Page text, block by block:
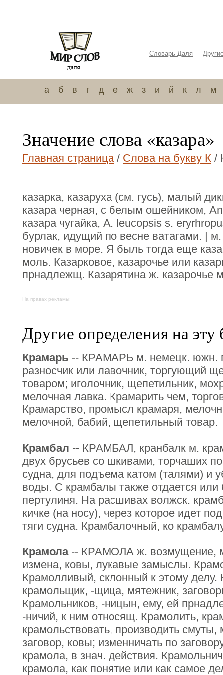
Словарь Даля
а б в г д е ж з и й к л м
Значение слова «казара»
Главная страница/ Слова на букву К /
казарка, казаруха (см. гусь), малый
казара черная, с белым ошейником,
казара чугайка, А. leucopsis s.
бурлак, идущий по весне ватагами. |
новичек в море. Я быль тогда еще
моль. Казарковое, казарочье или
прнадлежщ. Казарятина ж. казарочье
На правах рекламы:
Другие определения на эту
Крамарь -- КРАМАРЬ м. немецк. южн.
разносчик или лавочник, торгующий
товаром; иголочник, щепетильник,
мелочная лавка. Крамарить чем,
Крамарство, промысл крамаря,
мелочной, бабий, щепетильный товар.
Крамбал -- КРАМБАЛ, кранбалк м.
двух брусьев со шкивами, торчаших
судна, для подъема катом (талями) и
воды. С крамбалы также отдается или
пертулиня. На расшивах волжск.
кичке (на носу), через которое идет
тяги судна. Крамбалочный, ко
Крамола-- КРАМОЛА ж. возмущение,
измена, ковы, лукавые замыслы.
Крамолливый, склонный к этому
крамольщик, -щица, мятежник,
Крамольников, -ницын, ему, ей
-ничий, к ним относящ. Крамолить,
крамольствовать, производить смуты,
заговор, ковы; изменничать по
крамола, в знач. действия.
крамола, как понятие или как самое